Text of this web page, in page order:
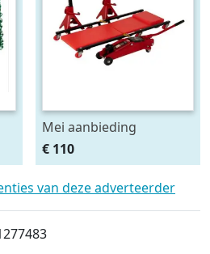
Mei aanbieding
Monteursligkar+2 tons
krik + 2 assteunen
€ 110
van deze adverteerder